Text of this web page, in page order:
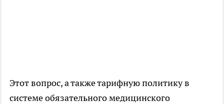
Этот вопрос, а также тарифную политику в
системе обязательного медицинского